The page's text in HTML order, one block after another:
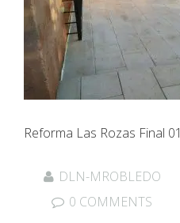
Reforma Las Rozas Final 01
DLN-MROBLEDO
0 COMMENTS